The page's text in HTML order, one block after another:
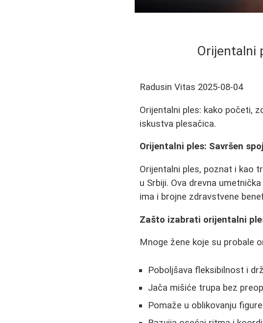
Orijentalni
Radusin Vitas 2025-08-04
Orijentalni ples: kako početi,
iskustva plesačica.
Orijentalni ples: Savršen
Orijentalni ples, poznat i kao
u Srbiji. Ova drevna
ima i brojne zdravstvene
Zašto izabrati orijentalni
Mnoge žene koje su probale
Poboljšava fleksibilnost i
Jača mišiće trupa bez
Pomaže u oblikovanju figure